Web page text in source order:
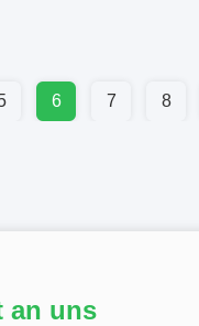
6 7 8
an uns